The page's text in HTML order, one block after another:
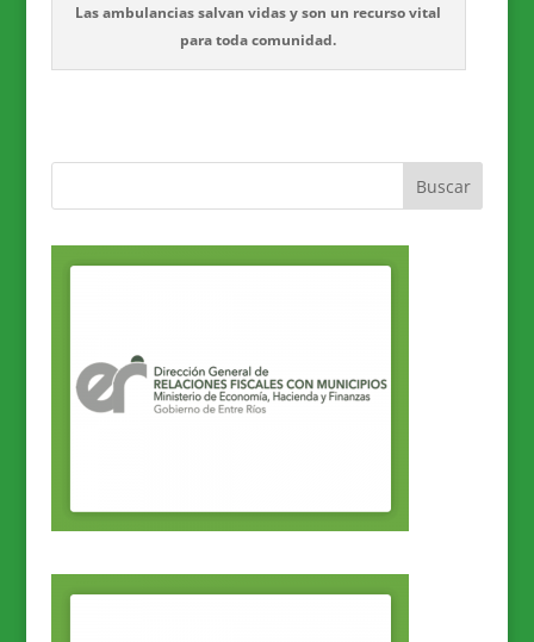
Las ambulancias salvan vidas y son un recurso vital
para toda comunidad.